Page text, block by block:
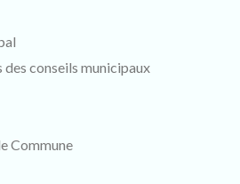
conseils municipaux
Commune